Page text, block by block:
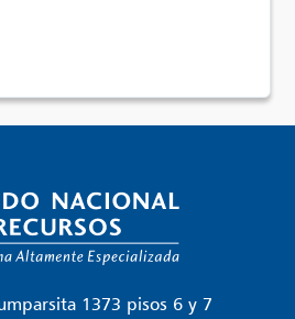
1373 pisos 6 y 7